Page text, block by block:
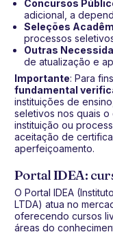
Concursos
adicional, a
Seleções
processos
Outras
de atualização e
Importante: Para
fundamental
instituições de
seletivos nos quais
instituição ou
aceitação de
aperfeiçoamento.
Portal IDEA:
O Portal IDEA
LTDA) atua no
oferecendo cursos
áreas do